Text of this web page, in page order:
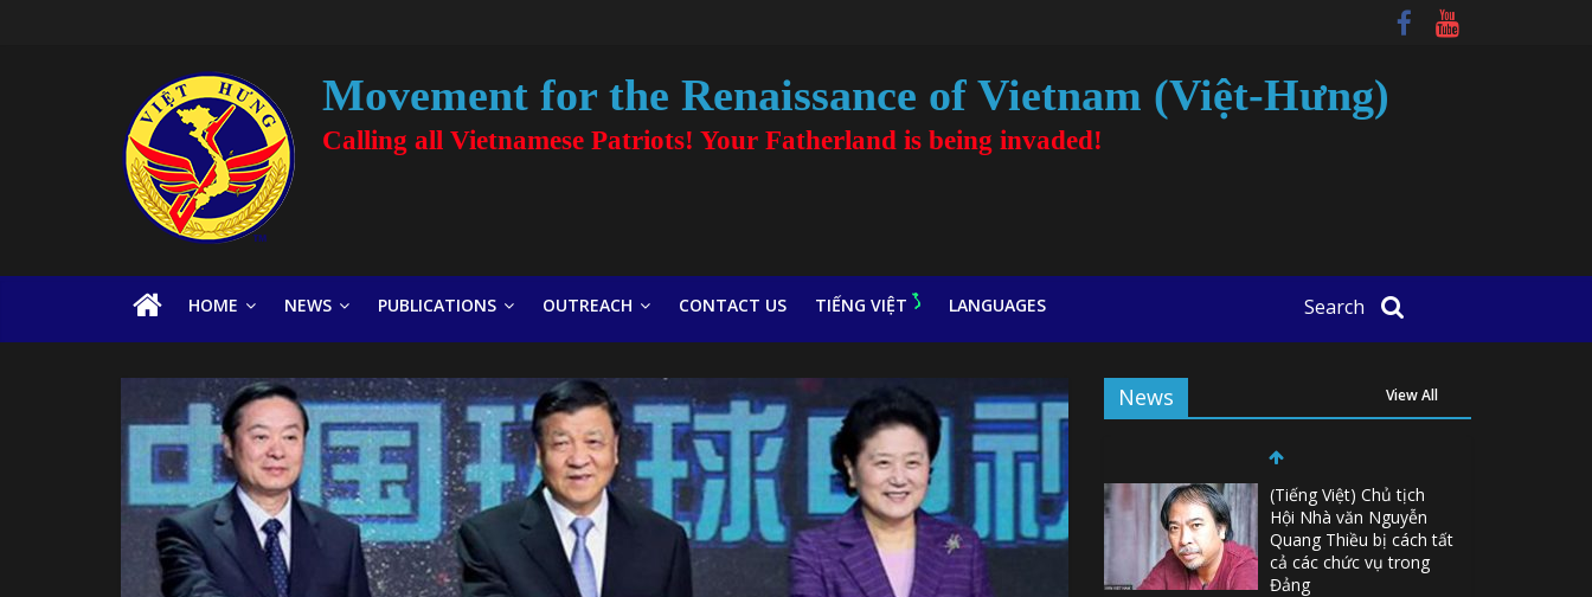
Movement for the Renaissance of Vietnam (Việt-Hưng)
Calling all Vietnamese Patriots! Your Fatherland is being invaded!
HOME NEWS PUBLICATIONS OUTREACH CONTACT US TIẾNG VIỆT LANGUAGES Search
News View All
(Tiếng Việt) Chủ tịch
Hội Nhà văn Nguyễn
Quang Thiều bị cách tất
cả các chức vụ trong
Đảng